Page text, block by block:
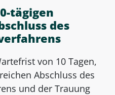
tägigen
des
von 10 Tagen,
Abschluss des
und der Trauung